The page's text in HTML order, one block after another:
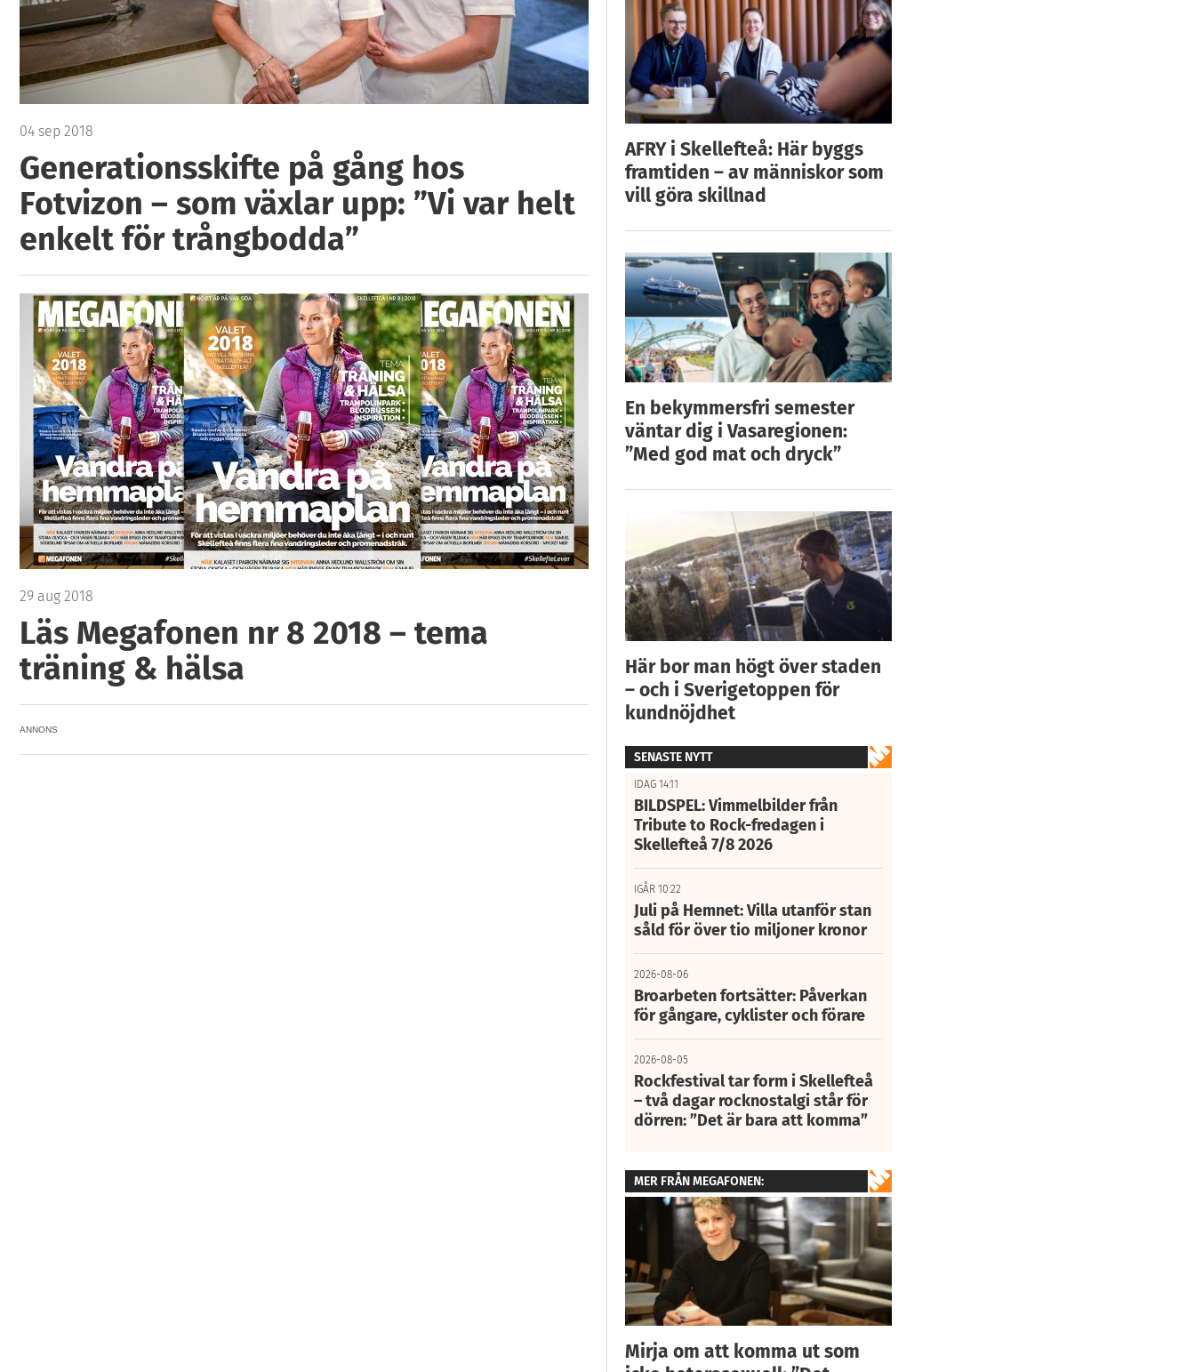
04 sep 2018
Generationsskifte på gång hos
Fotvizon – som växlar upp: ”Vi var helt
enkelt för trångbodda”
29 aug 2018
Läs Megafonen nr 8 2018 – tema
träning & hälsa
ANNONS
AFRY i Skellefteå: Här byggs
framtiden – av människor som
vill göra skillnad
En bekymmersfri semester
väntar dig i Vasaregionen:
”Med god mat och dryck”
Här bor man högt över staden
– och i Sverigetoppen för
kundnöjdhet
SENASTE NYTT
IDAG 14:11
BILDSPEL: Vimmelbilder från
Tribute to Rock-fredagen i
Skellefteå 7/8 2026
IGÅR 10:22
Juli på Hemnet: Villa utanför stan
såld för över tio miljoner kronor
2026-08-06
Broarbeten fortsätter: Påverkan
för gångare, cyklister och förare
2026-08-05
Rockfestival tar form i Skellefteå
– två dagar rocknostalgi står för
dörren: ”Det är bara att komma”
MER FRÅN MEGAFONEN:
Mirja om att komma ut som